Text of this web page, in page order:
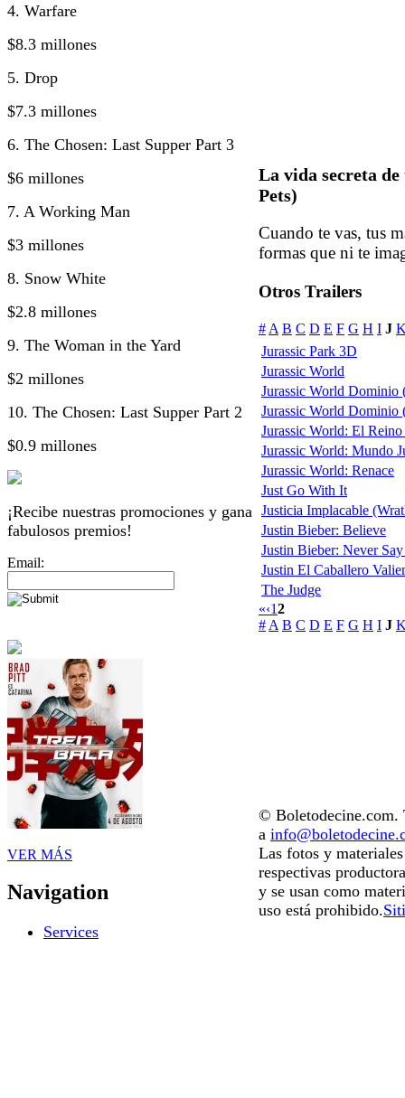
4. Warfare
$8.3 millones
5. Drop
$7.3 millones
6. The Chosen: Last Supper Part 3
$6 millones
7. A Working Man
$3 millones
8. Snow White
$2.8 millones
9. The Woman in the Yard
$2 millones
10. The Chosen: Last Supper Part 2
$0.9 millones
¡Recibe nuestras promociones y gana
fabulosos premios!
Email:
VER MÁS
Navigation
Services
La vida secreta
Pets)
Cuando te vas, tus
formas que ni te
Otros Trailers
# A B C D E F G H I J
Jurassic Park 3D
Jurassic World
Jurassic World Dominio
Jurassic World Dominio
Jurassic World: El
Jurassic World: Mundo
Jurassic World: Renace
Just Go With It
Justicia Implacable
Justin Bieber: Believe
Justin Bieber: Never
Justin El Caballero
The Judge
«‹12
# A B C D E F G H I J
© Boletodecine.com.
a
Las fotos y
respectivas
y se usan como
uso está prohibido.